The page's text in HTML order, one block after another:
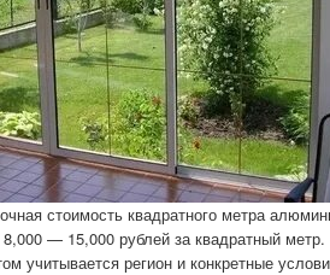
стоимость квадратного метра
— 15,000 рублей за квадратный
учитывается регион и конкретные